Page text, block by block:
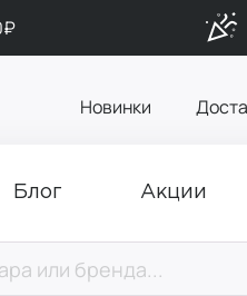
Новинки
Блог Акции